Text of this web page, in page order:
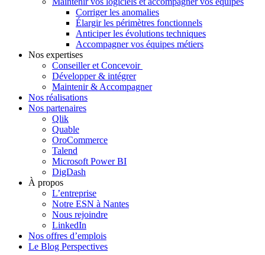
Corriger les anomalies
Élargir les périmètres fonctionnels
Anticiper les évolutions techniques
Accompagner vos équipes métiers
Nos expertises
Conseiller et Concevoir
Développer & intégrer
Maintenir & Accompagner
Nos réalisations
Nos partenaires
Qlik
Quable
OroCommerce
Talend
Microsoft Power BI
DigDash
À propos
L’entreprise
Notre ESN à Nantes
Nous rejoindre
LinkedIn
Nos offres d’emplois
Le Blog Perspectives